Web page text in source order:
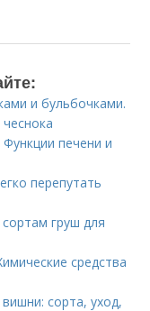
и бульбочками.
печени и
перепутать
груш для
средства
сорта, уход,